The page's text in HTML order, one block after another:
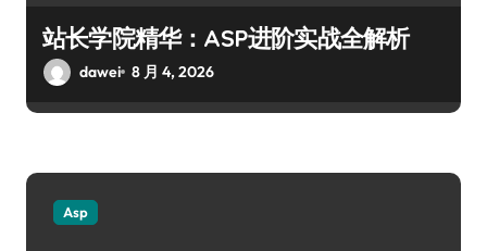
站长学院精华：ASP进阶实战全解析
dawei 8 月 4, 2026
Asp